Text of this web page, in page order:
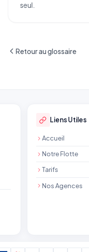
seul.
Retour au glossaire
Liens Utiles
Accueil
Notre Flotte
Tarifs
Nos Agences